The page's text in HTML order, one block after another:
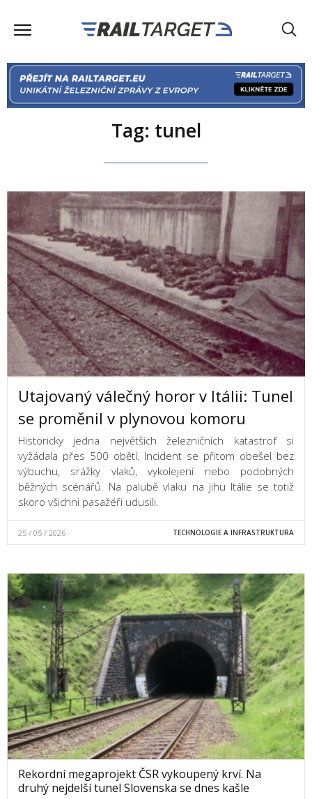
Tag: tunel
Utajovaný válečný horor v Itálii: Tunel
se proměnil v plynovou komoru
Historicky jedna největších železničních katastrof si
vyžádala přes 500 obětí. Incident se přitom obešel bez
výbuchu, srážky vlaků, vykolejení nebo podobných
běžných scénářů. Na palubě vlaku na jihu Itálie se totiž
skoro všichni pasažéři udusili.
25 / 05 / 2026 TECHNOLOGIE A INFRASTRUKTURA
Rekordní megaprojekt ČSR vykoupený krví. Na
druhý nejdelší tunel Slovenska se dnes kašle